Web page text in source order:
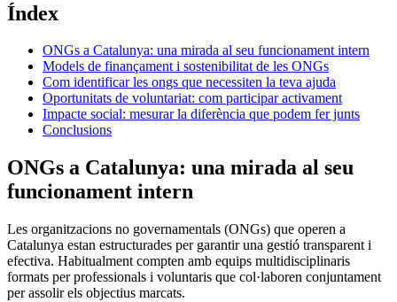
Índex
ONGs a Catalunya: ⁢una mirada al seu funcionament intern
Models de⁣ finançament i sostenibilitat de les ONGs
Com identificar les ongs que necessiten la teva ajuda
Oportunitats de voluntariat: com participar activament
Impacte social: ‍mesurar la diferència que podem‍ fer junts
Conclusions
ONGs a Catalunya: una mirada al ‍seu​
funcionament intern
Les organitzacions no governamentals (ONGs) que ⁢operen a
Catalunya estan estructurades per⁤ garantir una gestió transparent i
efectiva. Habitualment compten amb equips multidisciplinaris
⁢formats‌ per professionals i voluntaris⁤ que col·laboren conjuntament
per assolir‌ els objectius marcats.